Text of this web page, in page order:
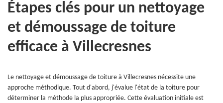
Étapes clés pour un nettoyage
et démoussage de toiture
efficace à Villecresnes
Le nettoyage et démoussage de toiture à Villecresnes nécessite une
approche méthodique. Tout d'abord, j'évalue l'état de la toiture pour
déterminer la méthode la plus appropriée. Cette évaluation initiale est